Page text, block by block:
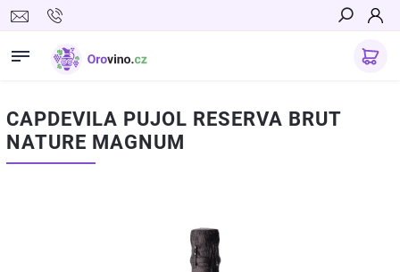
Hledat
CAPDEVILA PUJOL RESERVA BRUT
NATURE MAGNUM